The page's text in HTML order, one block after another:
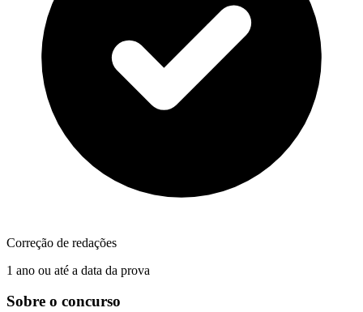
Correção de redações
1 ano ou até a data da prova
Sobre o concurso